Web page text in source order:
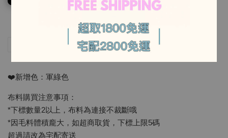
Tweet Pin it
❤️新增色：軍綠色
布料購買注意事項：
*下標數量2以上，布料為連接不裁斷哦
*因毛料體積龐大，如超商取貨，下標上限5碼
超過請改為宅配寄送